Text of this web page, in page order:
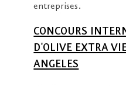
entreprises.
CONCOURS
D'OLIVE EXTRA
ANGELES